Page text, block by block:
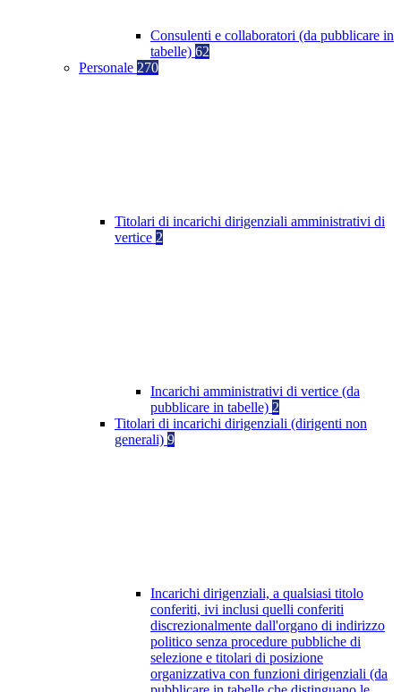
Consulenti e collaboratori (da pubblicare in
tabelle) 62
Personale 270
Titolari di incarichi dirigenziali amministrativi di
vertice 2
Incarichi amministrativi di vertice (da
pubblicare in tabelle) 2
Titolari di incarichi dirigenziali (dirigenti non
generali) 9
Incarichi dirigenziali, a qualsiasi titolo
conferiti, ivi inclusi quelli conferiti
discrezionalmente dall'organo di indirizzo
politico senza procedure pubbliche di
selezione e titolari di posizione
organizzativa con funzioni dirigenziali (da